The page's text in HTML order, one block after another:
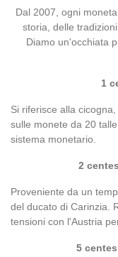
Dal 2007, ogni
storia, delle
Diamo un'occhiata
1
Si riferisce alla
sulle monete da 20
sistema monetario.
2
Proveniente da un
del ducato di Carinzia.
tensioni con l'Austria
5